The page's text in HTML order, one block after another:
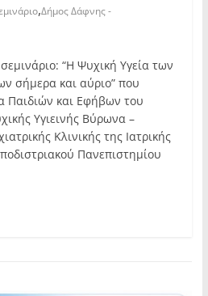
,Δήμος Δάφνης -
“Η Ψυχική Υγεία των
σήμερα και αύριο” που
Παιδιών και Εφήβων του
Υγιεινής Βύρωνα –
Κλινικής της Ιατρικής
Πανεπιστημίου